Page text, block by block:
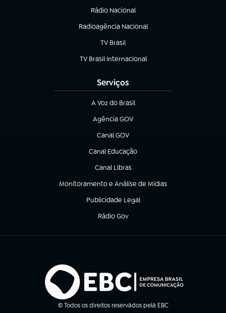
Rádio Nacional
Radioagência Nacional
(abre em nova aba)
TV Brasil
(abre em nova aba)
TV Brasil Internacional
(abre em nova aba)
Serviços
A Voz do Brasil
(abre em nova aba)
Agência GOV
(abre em nova aba)
Canal GOV
(abre em nova aba)
Canal Educação
(abre em nova aba)
Canal Libras
(abre em nova aba)
Monitoramento e Análise de Mídias
(abre em nova aba)
Publicidade Legal
(abre em nova aba)
Rádio Gov
(abre em nova aba)
© Todos os direitos reservados pela EBC